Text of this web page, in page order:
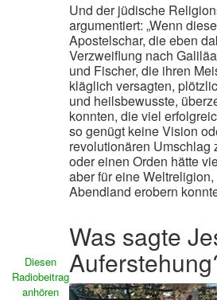
Und der jüdische
argumentiert: „Wenn
Apostelschar, die eben
Verzweiflung nach
und Fischer, die ihren
kläglich versagten,
und heilsbewusste,
konnten, die viel
so genügt keine Vision
revolutionären Umschlag
oder einen Orden hätte
aber für eine
Abendland erobern
Diesen
Radiobeitrag
anhören
Was sagte